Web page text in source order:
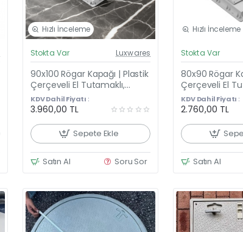
Hızlı İnceleme
Yeni Ürün
Çok Satan
Stokta Var Luxwares
90x100 Rögar Kapağı | Plastik
Çerçeveli El Tutamaklı,
Menteşeli Ve Kilitli
KDV Dahil Fiyatı :
3.960,00 TL
Sepete Ekle
Satın Al Soru Sor
Hızlı İnceleme
Stokta Var
80x90 Rögar
Çerçeveli El
Menteşeli
KDV Dahil Fiyatı :
2.760,00 TL
Satın Al